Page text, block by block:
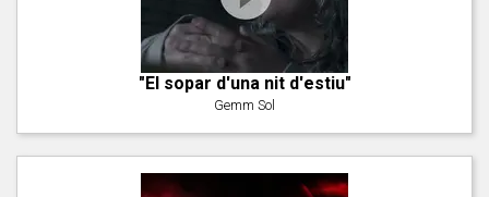
"El sopar d'una nit d'estiu"
Gemm Sol